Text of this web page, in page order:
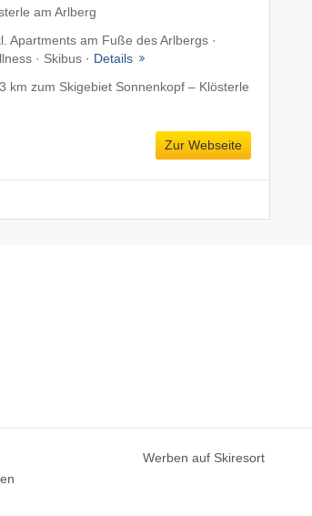
am Arlberg
Apartments am Fuße des Arlbergs ·
· Skibus · Details
3 km zum Skigebiet Sonnenkopf – Klösterle
Zur Webseite
Werben auf Skiresort